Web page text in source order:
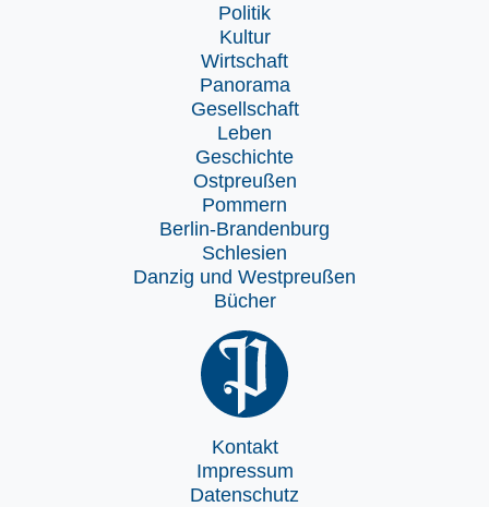
Politik
Kultur
Wirtschaft
Panorama
Gesellschaft
Leben
Geschichte
Ostpreußen
Pommern
Berlin-Brandenburg
Schlesien
Danzig und Westpreußen
Bücher
Kontakt
Impressum
Datenschutz